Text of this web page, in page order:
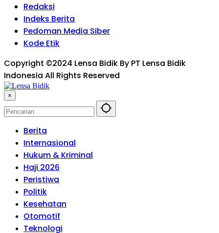
Redaksi
Indeks Berita
Pedoman Media Siber
Kode Etik
Copyright ©2024 Lensa Bidik By PT Lensa Bidik
Indonesia All Rights Reserved
×
Berita
Internasional
Hukum & Kriminal
Haji 2026
Peristiwa
Politik
Kesehatan
Otomotif
Teknologi